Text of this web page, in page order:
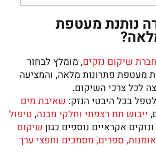
נותנת מעטפת
חברת שיקום נזקים, מומלץ לבחור
פתרונות מלאה, והמציעה
לכל צרכי השיקום.
בכל היבטי הנזק: שאיבת מים
ייבוש תת רצפתי וחלקי מבנה, טיפול
ונזקים אקראיים נוספים כגון שיקום
ספרים, מסמכים וחפצי ערך